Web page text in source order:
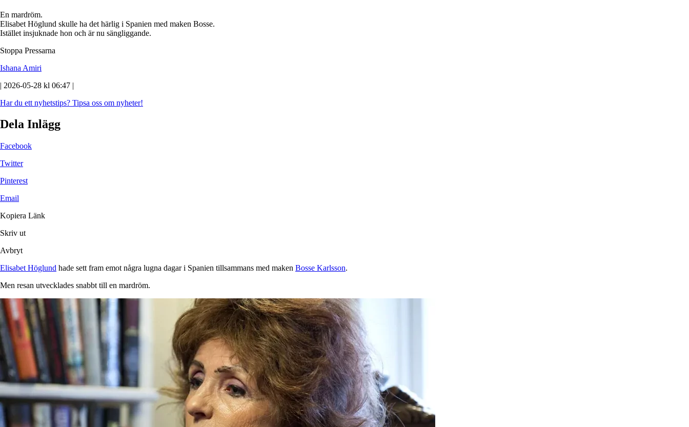
En mardröm.
Elisabet Höglund skulle ha det härlig i Spanien med maken Bosse.
Istället insjuknade hon och är nu sängliggande.
Stoppa Pressarna
Ishana Amiri
| 2026-05-28 kl 06:47 |
Har du ett nyhetstips? Tipsa oss om nyheter!
Dela Inlägg
Facebook
Twitter
Pinterest
Email
Kopiera Länk
Skriv ut
Avbryt
Elisabet Höglund hade sett fram emot några lugna dagar i Spanien tillsammans med maken Bosse Karlsson.
Men resan utvecklades snabbt till en mardröm.